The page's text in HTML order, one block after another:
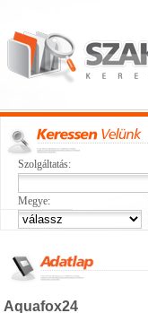
Szolgáltatás:
Megye:
Aquafox24